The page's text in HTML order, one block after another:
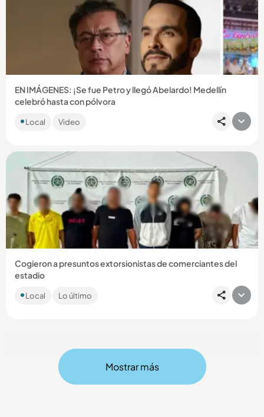
Compartir Noticia
EN IMÁGENES: ¡Se fue Petro y llegó Abelardo! Medellín
celebró hasta con pólvora
Una alborada que nadie esperaba en agosto sorprendió a los
paisas. Esta vez, el motivo de la pólvora fue político y
Local Video
Compartir Noticia
Cogieron a presuntos extorsionistas de comerciantes del
estadio
dedicados a perseguir a los comerciantes durante eventos
Local Lo último
Mostrar más